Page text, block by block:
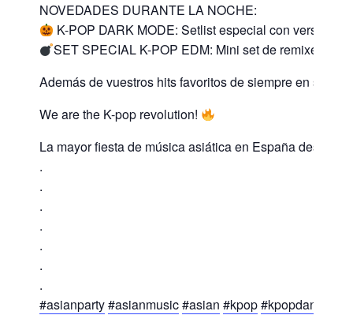
NOVEDADES DURANTE LA NOCHE:
K-POP DARK MODE: Setlist especial con
SET SPECIAL K-POP EDM: Mini set de remixes de
Además de vuestros hits favoritos de siempre en sus
We are the K-pop revolution!
La mayor fiesta de música asiática en España desde
.
.
.
.
.
.
.
#asianparty#asianmusic#asian #kpop#kpopdance